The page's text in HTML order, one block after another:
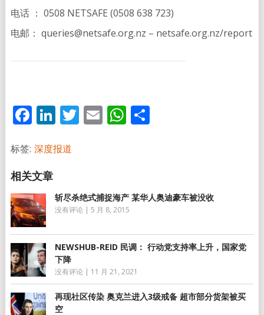
电话 ： 0508 NETSAFE (0508 638 723)
电邮： queries@netsafe.org.nz – netsafe.org.nz/report
Facebook
LinkedIn
Twitter
EmailWhatsApp
分
标签: 深度报道
斩尽杀绝式捕捉海产 某华人奥迪豪车被没收
没有评论 | 5 月 8, 2015
NEWSHUB-REID 民调： 行动党支持率上升，国家党
下降
没有评论 | 11 月 21, 2021
再现社区传染 奥克兰进入3级戒备 超市部分货架被买
空